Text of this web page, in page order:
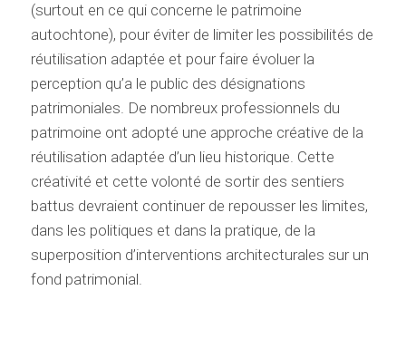
(surtout en ce qui concerne le patrimoine
autochtone), pour éviter de limiter les possibilités de
réutilisation adaptée et pour faire évoluer la
perception qu’a le public des désignations
patrimoniales. De nombreux professionnels du
patrimoine ont adopté une approche créative de la
réutilisation adaptée d’un lieu historique. Cette
créativité et cette volonté de sortir des sentiers
battus devraient continuer de repousser les limites,
dans les politiques et dans la pratique, de la
superposition d’interventions architecturales sur un
fond patrimonial.